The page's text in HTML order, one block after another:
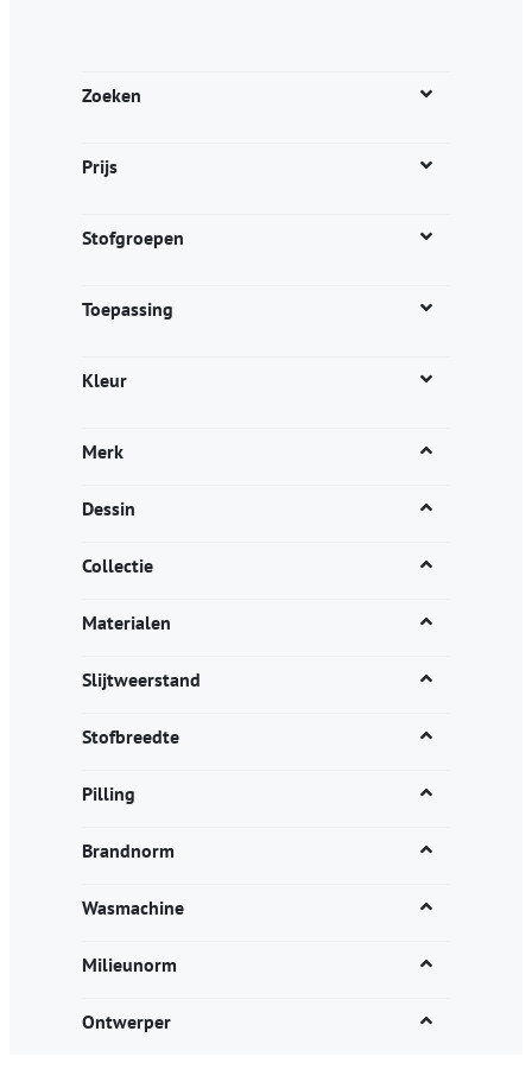
Zoeken
Prijs
Stofgroepen
Toepassing
Kleur
Merk
Dessin
Collectie
Materialen
Slijtweerstand
Stofbreedte
Pilling
Brandnorm
Wasmachine
Milieunorm
Ontwerper
kan
op
productpagina